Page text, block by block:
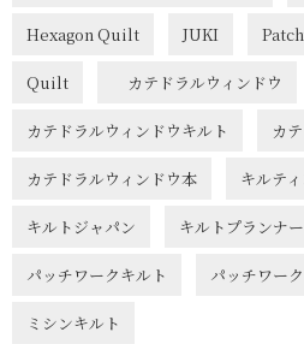
Hexagon Quilt JUKI
Quilt カテドラルウィンドウ
カテドラルウィンドウキルト カ
カテドラルウィンドウ本 キルテ
キルトジャパン キルトプランナー
パッチワークキルト パッチワー
ミシンキルト